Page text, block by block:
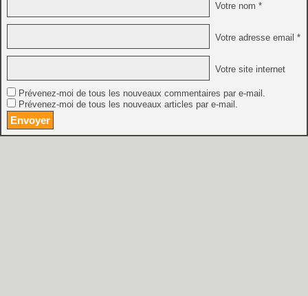
Votre nom *
Votre adresse email *
Votre site internet
Prévenez-moi de tous les nouveaux commentaires par e-mail.
Prévenez-moi de tous les nouveaux articles par e-mail.